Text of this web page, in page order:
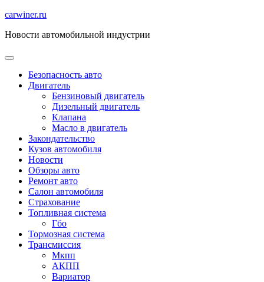
Перейти
содержимому
carwiner.ru
Новости автомобильной индустрии
Безопасность авто
Двигатель
Бензиновый двигатель
Дизельный двигатель
Клапана
Масло в двигатель
Закондательство
Кузов автомобиля
Новости
Обзоры авто
Ремонт авто
Салон автомобиля
Страхование
Топливная система
Гбо
Тормозная система
Трансмиссия
Мкпп
АКПП
Вариатор